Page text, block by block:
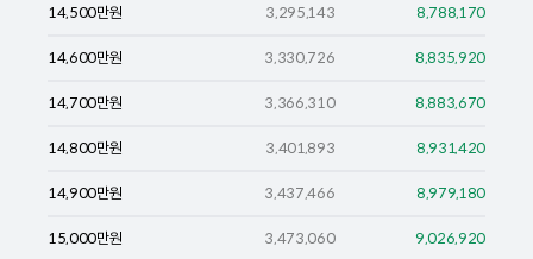
14,500만원 3,295,143 8,788,170
14,600만원 3,330,726 8,835,920
14,700만원 3,366,310 8,883,670
14,800만원 3,401,893 8,931,420
14,900만원 3,437,466 8,979,180
15,000만원 3,473,060 9,026,920